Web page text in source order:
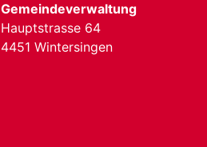
Gemeindeverwaltung
Hauptstrasse 64
4451 Wintersingen